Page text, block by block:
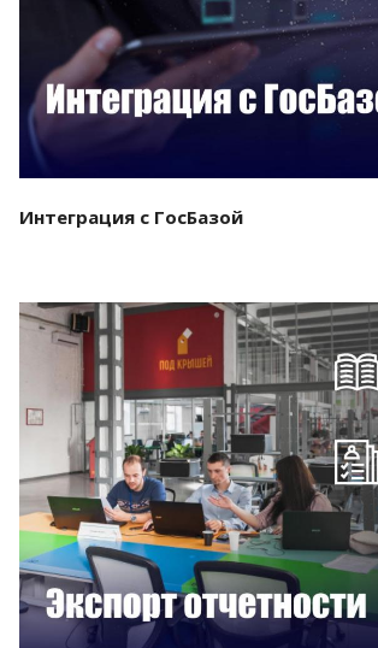
Интеграция с ГосБазой
Смотреть проект